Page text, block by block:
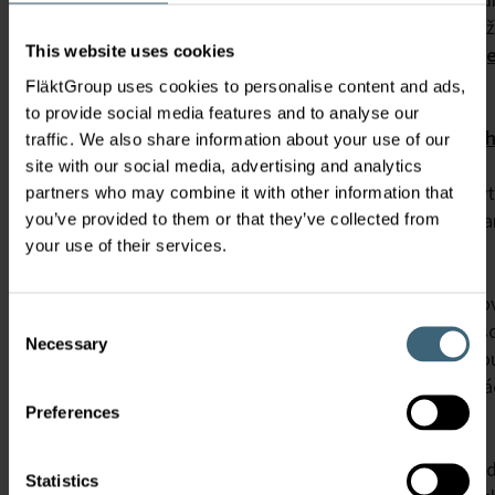
This website uses cookies
FläktGroup uses cookies to personalise content and ads,
to provide social media features and to analyse our
traffic. We also share information about your use of our
site with our social media, advertising and analytics
partners who may combine it with other information that
you’ve provided to them or that they’ve collected from
your use of their services.
Selection
Necessary
Preferences
Statistics
společností Google stažením a instalací plug-inu
k dispozici na adresehttps://tools.google.com/
hl=en-GB .
Další informace naleznete na
stránce http://www.google.com/analytics/terms/
podmínky a ochrana osobních údajů Google Analytics).
Upozorňujeme, že na tomto webu je kód Google
„gat._anonymizeIp ();“, aby byla zajištěna
adres (tzv. Maskování IP).).
S osobními údaji shromážděnými na všech našich
stránkách se zachází v souladu s předpisy o ochraně
ve znění pozdějších předpisů. Žádné osobní údaje
třetím stranám. Našim zaměstnancům a agentům
povinnost zachovávat důvěrnost..
Termín „zaměstnanec“, pokud je použit na všech